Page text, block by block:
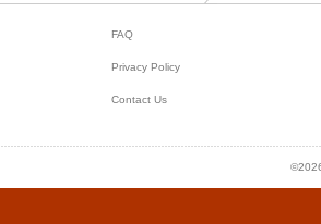
FAQ
Privacy Policy
Contact Us